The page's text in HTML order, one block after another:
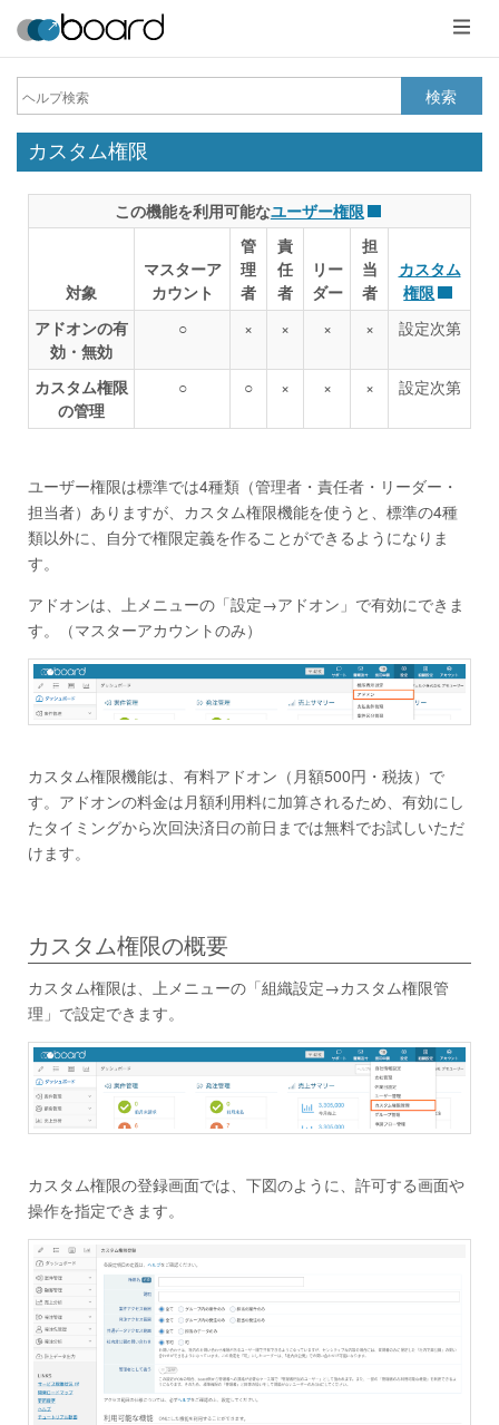
メ
ニ
ュ
ー
検索
カスタム権限
この機能を利用可能なユーザー権限
対象
マスターア
カウント
管
理
者
責
任
者
リー
ダー
担
当
者
カスタム
権限
アドオンの有
効・無効
○ × × × × 設定次第
カスタム権限
の管理
○ ○ × × × 設定次第
ユーザー権限は標準では4種類（管理者・責任者・リーダー・
担当者）ありますが、カスタム権限機能を使うと、標準の4種
類以外に、自分で権限定義を作ることができるようになりま
す。
アドオンは、上メニューの「設定→アドオン」で有効にできま
す。（マスターアカウントのみ）
カスタム権限機能は、有料アドオン（月額500円・税抜）で
す。アドオンの料金は月額利用料に加算されるため、有効にし
たタイミングから次回決済日の前日までは無料でお試しいただ
けます。
カスタム権限の概要
カスタム権限は、上メニューの「組織設定→カスタム権限管
理」で設定できます。
カスタム権限の登録画面では、下図のように、許可する画面や
操作を指定できます。